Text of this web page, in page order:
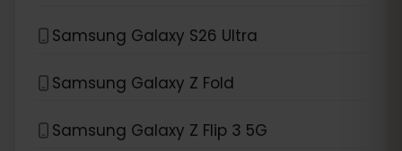
Samsung Galaxy S26 Ultra
Samsung Galaxy Z Fold
Samsung Galaxy Z Flip 3 5G